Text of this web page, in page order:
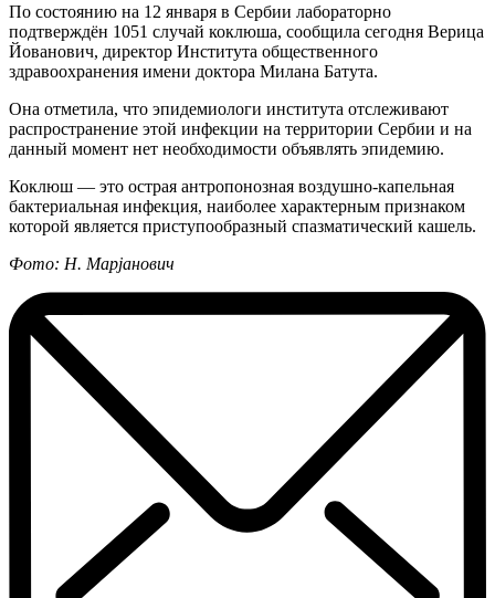
По состоянию на 12 января в Сербии лабораторно
подтверждён 1051 случай коклюша, сообщила сегодня Верица
Йованович, директор Института общественного
здравоохранения имени доктора Милана Батута.
Она отметила, что эпидемиологи института отслеживают
распространение этой инфекции на территории Сербии и на
данный момент нет необходимости объявлять эпидемию.
Коклюш — это острая антропонозная воздушно-капельная
бактериальная инфекция, наиболее характерным признаком
которой является приступообразный спазматический кашель.
Фото: Н. Марјанович